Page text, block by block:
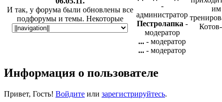
И так, у форума были обновлены все
подфорумы и темы. Некоторые
игровые локации были удалены, но
нас могут узнать сотни
пользователей. Вы сможете прочесть
критику, а так же добавить
информацию вот в этой
-
администратор
Пестролапка-
модератор
... - модератор
... - модератор
им
Информация о пользователе
Привет, Гость! Войдите или зарегистрируйтесь.